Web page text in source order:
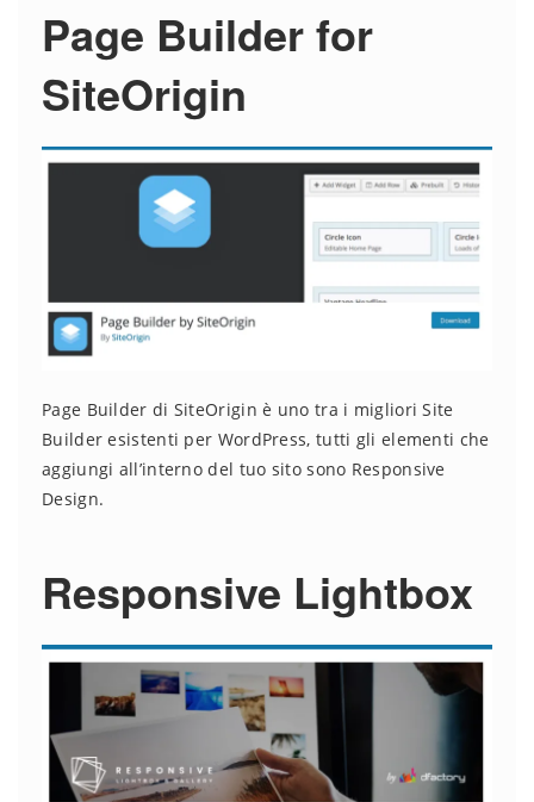
Page Builder for
SiteOrigin
Page Builder di SiteOrigin è uno tra i migliori Site
Builder esistenti per WordPress, tutti gli elementi che
aggiungi all’interno del tuo sito sono Responsive
Design.
Responsive Lightbox